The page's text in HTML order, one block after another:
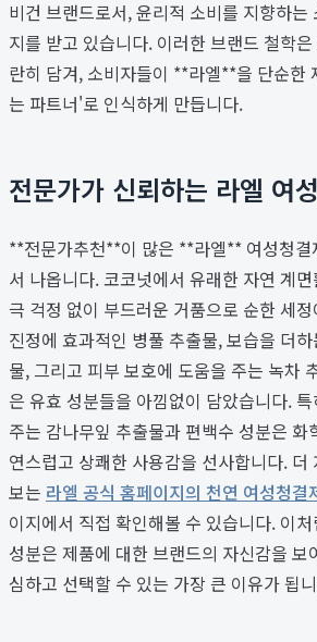
비건 브랜드로서, 윤리적 소비를 지향하는
지를 받고 있습니다. 이러한 브랜드 철학
란히 담겨, 소비자들이 **라엘**을 단순한
는 파트너'로 인식하게 만듭니다.
전문가가 신뢰하는 라엘 여
**전문가추천**이 많은 **라엘** 여성청결
서 나옵니다. 코코넛에서 유래한 자연 계
극 걱정 없이 부드러운 거품으로 순한 세
진정에 효과적인 병풀 추출물, 보습을 더
물, 그리고 피부 보호에 도움을 주는 녹차
은 유효 성분들을 아낌없이 담았습니다.
주는 감나무잎 추출물과 편백수 성분은 화
연스럽고 상쾌한 사용감을 선사합니다. 더
보는 라엘 공식 홈페이지의 천연 여성청
이지에서 직접 확인해볼 수 있습니다. 이
성분은 제품에 대한 브랜드의 자신감을 보
심하고 선택할 수 있는 가장 큰 이유가 됩